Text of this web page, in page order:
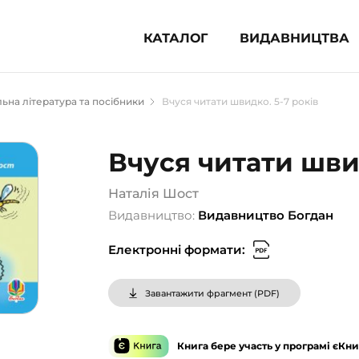
КАТАЛОГ ВИДАВНИЦТВА
література (1854)
для підлітків (240)
популярна література (1015)
література та посібники
довідники, словники
сертифікати (1)
література та посібники Вчуся читати швидко. 5-7 років
Вчуся читати
Наталія Шост
Видавництво: Видавництво Богдан
Електронні формати:
Завантажити фрагмент (PDF)
Книга бере участь у програмі